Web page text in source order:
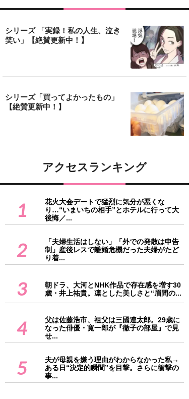
シリーズ 「実録！私の人生、泣き
笑い」【絶賛更新中！】
シリーズ「買ってよかったもの」
【絶賛更新中！】
アクセスランキング
1
花火大会デートで猛烈に気分が悪くな
り…“いまいちの相手”とホテルに行って大
後悔／...
2
「夫婦生活はしない」「外での発散は申告
制」産後レスで離婚危機だった夫婦がたど
り着...
3
朝ドラ、大河とNHK作品で存在感を増す30
歳・井上祐貴。凛とした美しさと“眉間の...
4
父は佐藤浩市、祖父は三國連太郎。29歳に
なった俳優・寛一郎が『徹子の部屋』で見
せ...
5
夫が母親を嫌う理由がわからなかった私→
ある日“決定的瞬間”を目撃。さらに衝撃の
事...